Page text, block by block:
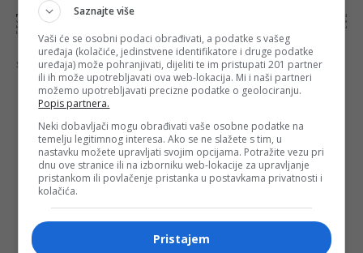
NAPOMENA:
Komentari odražavaju stavove njihovih autora, a ne nužno i stavove internet portala Banjaluka.com. Molimo korisnike da se suzdrže od
vrijeđanja, psovanja i vulgarnog izražavanja. Portal Banjaluka.com zadržava pravo da obriše komentar bez najave i objašnjenja. Zbog velikog broja
komentara Banjaluka.com nije dužan obrisati sve komentare koji krše pravila. Kao čitalac takođe prihvatate mogućnost da među komentarima mogu
biti pronađeni sadržaji koji mogu biti u suprotnosti sa vašim vjerskim, moralnim i drugim načelima i uvjerenjima.
Šta mislite o ovoj temi?
Vaša e-mail adresa neće biti objavljena. Sva polja su
obavezna!
Ime*
Email*
Saznajte više
Vaši će se osobni podaci obrađivati, a podatke s vašeg
uređaja (kolačiće, jedinstvene identifikatore i druge podatke
uređaja) može pohranjivati, dijeliti te im pristupati 201 partner
ili ih može upotrebljavati ova web-lokacija. Mi i naši partneri
možemo upotrebljavati precizne podatke o geolociranju.
Popis partnera.
Neki dobavljači mogu obrađivati vaše osobne podatke na
temelju legitimnog interesa. Ako se ne slažete s tim, u
nastavku možete upravljati svojim opcijama. Potražite vezu pri
dnu ove stranice ili na izborniku web-lokacije za upravljanje
pristankom ili povlačenje pristanka u postavkama privatnosti i
kolačića.
Pristajem